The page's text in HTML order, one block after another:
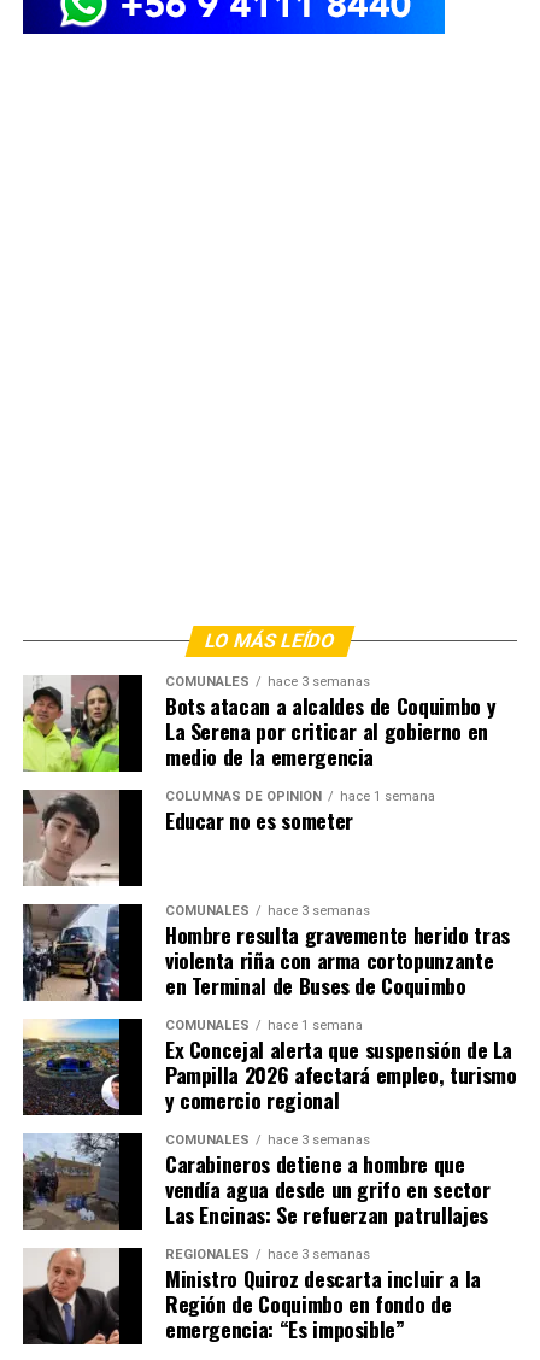
LO MÁS LEÍDO
COMUNALES hace 3 semanas
Bots atacan a alcaldes de Coquimbo y
La Serena por criticar al gobierno en
medio de la emergencia
COLUMNAS DE OPINIÓN hace 1 semana
Educar no es someter
COMUNALES hace 3 semanas
Hombre resulta gravemente herido tras
violenta riña con arma cortopunzante
en Terminal de Buses de Coquimbo
COMUNALES hace 1 semana
Ex Concejal alerta que suspensión de La
Pampilla 2026 afectará empleo, turismo
y comercio regional
COMUNALES hace 3 semanas
Carabineros detiene a hombre que
vendía agua desde un grifo en sector
Las Encinas: Se refuerzan patrullajes
REGIONALES hace 3 semanas
Ministro Quiroz descarta incluir a la
Región de Coquimbo en fondo de
emergencia: “Es imposible”